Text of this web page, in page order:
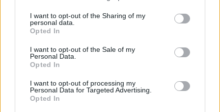
I want to opt-out of the Sharing of my
personal data.
Opted In
I want to opt-out of the Sale of my
Personal Data.
Opted In
I want to opt-out of processing my
Personal Data for Targeted Advertising.
Opted In
Kategorier:Muffins/Cupcakes
PubGalaxy